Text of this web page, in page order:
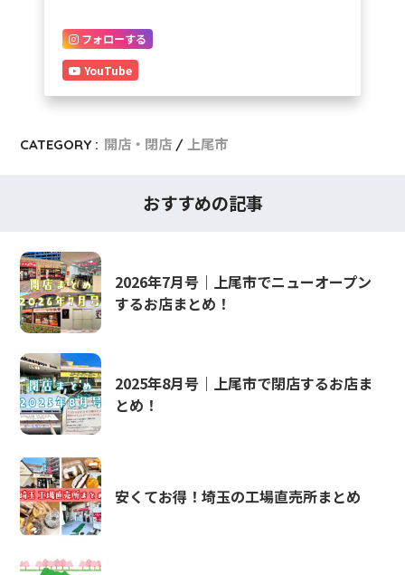
フォローする
YouTube
CATEGORY : 開店・閉店 上尾市
おすすめの記事
2026年7月号｜上尾市でニューオープン
するお店まとめ！
2025年8月号｜上尾市で閉店するお店ま
とめ！
安くてお得！埼玉の工場直売所まとめ